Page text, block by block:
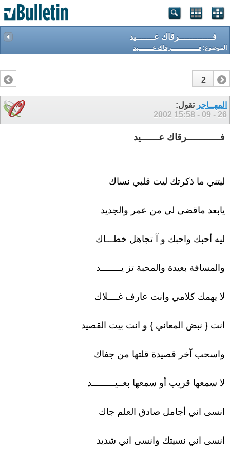
فـــــــــــــرقاك عـــــــيد
الموضوع: فـــــــــــــرقاك عـــــــيد
1
2
المهــاجر تقول:
26 - 09 - 2002
15:58
فـــــــــــــرقاك عـــــــيد
ليتني ما ذكرتك ليت قلبي نساك
يابعد ماقضى لي من عمر والجديد
ليه أحبك واحبك و آ تجاهل خطـــاك
والمسافة بعيدة والمحبة تز يــــــــد
لا يهمك كلامي وانت عارف غــــلاك
انت { نبض المعاني } و انت بيت القصيد
واسحب آخر قصيدة قلتها من جفاك
لا سمعها قريب أو سمعها بعــيـــــــــد
انسى اني أجامل صادق العلم جاك
انسى اني نسيتك وانسى اني شديد